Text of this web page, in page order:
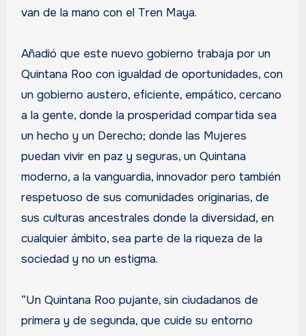
van de la mano con el Tren Maya.
Añadió que este nuevo gobierno trabaja por un
Quintana Roo con igualdad de oportunidades, con
un gobierno austero, eficiente, empático, cercano
a la gente, donde la prosperidad compartida sea
un hecho y un Derecho; donde las Mujeres
puedan vivir en paz y seguras, un Quintana
moderno, a la vanguardia, innovador pero también
respetuoso de sus comunidades originarias, de
sus culturas ancestrales donde la diversidad, en
cualquier ámbito, sea parte de la riqueza de la
sociedad y no un estigma.
“Un Quintana Roo pujante, sin ciudadanos de
primera y de segunda, que cuide su entorno